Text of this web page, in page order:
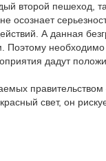
второй пешеход,
осознает
А данная
Поэтому
дадут
свет, он